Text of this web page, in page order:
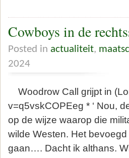
Cowboys in de
Posted in actualiteit,
2024
Woodrow Call grijpt in
v=q5vskCOPEeg * ‘ Nou,
op de wijze waarop die
wilde Westen. Het
gaan…. Dacht ik althans.